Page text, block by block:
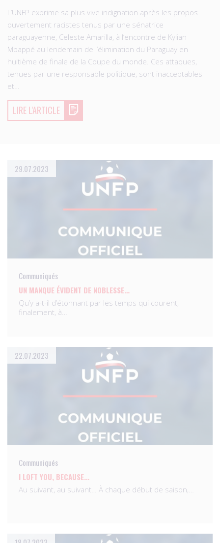
L’UNFP exprime sa plus vive indignation après les propos
ouvertement racistes tenus par une sénatrice
paraguayenne, Celeste Amarilla, à l’encontre de Kylian
Mbappé au lendemain de l’élimination du Paraguay en
huitième de finale de la Coupe du monde. Ces attaques,
tenues par une responsable politique, sont inacceptables
et…
LIRE L'ARTICLE
29.07.2023
Communiqués
UN MANQUE ÉVIDENT DE NOBLESSE…
Qu’y a-t-il d’étonnant par les temps qui courent,
finalement, à…
22.07.2023
Communiqués
I LOFT YOU, BECAUSE…
Au suivant, au suivant… À chaque début de saison,…